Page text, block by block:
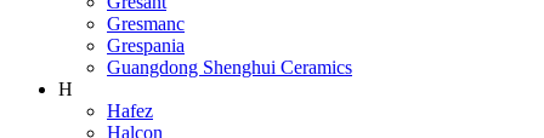
Gresmanc
Grespania
Guangdong Shenghui Ceramics
H
Hafez
Halcon